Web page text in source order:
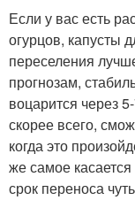
Если у вас есть
огурцов, капусты
переселения
прогнозам,
воцарится через
скорее всего,
когда это
же самое
срок переноса